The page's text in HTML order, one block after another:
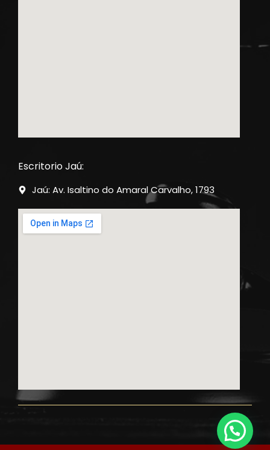
Escritorio Jaú:
Jaú: Av. Isaltino do Amaral Carvalho, 1793